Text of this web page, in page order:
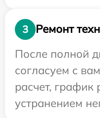
3
Ремонт
После полной
согласуем с
расчет, график
устранением